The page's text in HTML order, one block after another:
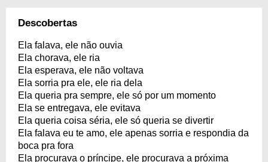
Descobertas
Ela falava, ele não ouvia
Ela chorava, ele ria
Ela esperava, ele não voltava
Ela sorria pra ele, ele ria dela
Ela queria pra sempre, ele só por um momento
Ela se entregava, ele evitava
Ela queria coisa séria, ele só queria se divertir
Ela falava eu te amo, ele apenas sorria e respondia da
boca pra fora
Ela procurava o príncipe, ele procurava a próxima